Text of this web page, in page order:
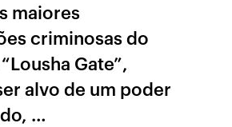
maiores
criminosas do
Gate”,
alvo de um poder
…